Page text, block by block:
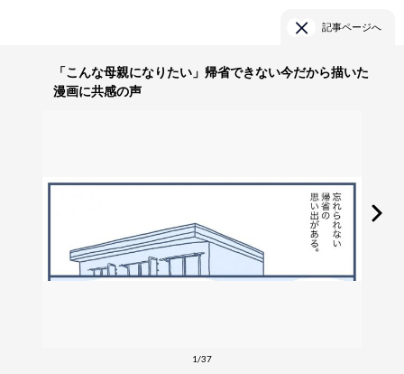
記事ページへ
「こんな母親になりたい」帰省できない今だから描いた
漫画に共感の声
1/37